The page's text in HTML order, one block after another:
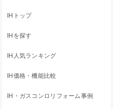
IHトップ
IHを探す
IH人気ランキング
IH価格・機能比較
IH・ガスコンロリフォーム事例